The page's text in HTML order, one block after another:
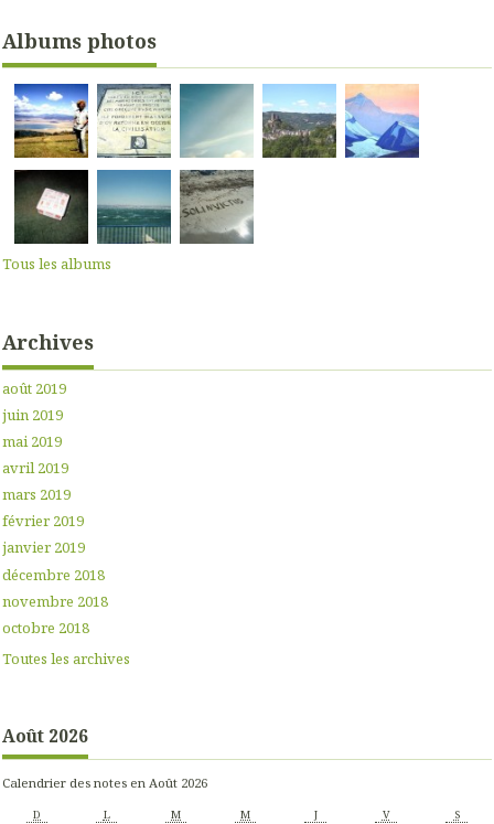
Albums photos
Tous les albums
Archives
août 2019
juin 2019
mai 2019
avril 2019
mars 2019
février 2019
janvier 2019
décembre 2018
novembre 2018
octobre 2018
Toutes les archives
Août 2026
Calendrier des notes en Août 2026
D L M M J V S